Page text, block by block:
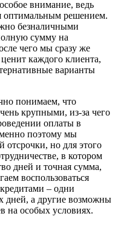
внимание, ведь
оптимальным решением.
безналичными
сумму на
чего мы сразу же
каждого клиента,
варианты
понимаем, что
крупными, из-за чего
оплаты в
поэтому мы
отсрочки, но для этого
в котором
дней и точная сумма,
воспользоваться
– одни
дней, а другие возможны
на особых условиях.